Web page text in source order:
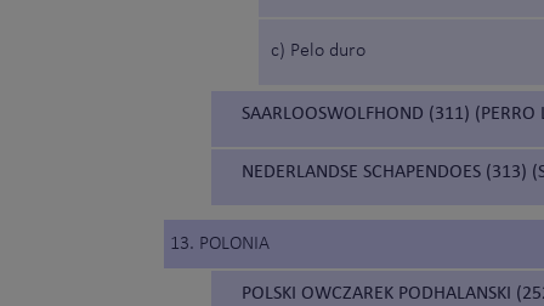
c) Pelo duro
SAARLOOSWOLFHOND (311) (PERRO
NEDERLANDSE SCHAPENDOES (313)
13. POLONIA
POLSKI OWCZAREK PODHALANSKI